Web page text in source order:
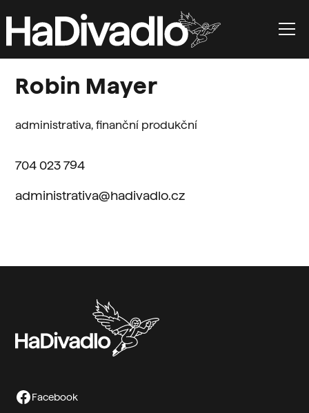
Robin Mayer
administrativa, finanční produkční
704 023 794
administrativa@hadivadlo.cz
Facebook